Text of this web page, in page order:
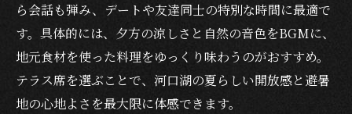
ら会話も弾み、デートや友達同士の特別な時間に最適で
す。具体的には、夕方の涼しさと自然の音色をBGMに、
地元食材を使った料理をゆっくり味わうのがおすすめ。
テラス席を選ぶことで、河口湖の夏らしい開放感と避暑
地の心地よさを最大限に体感できます。